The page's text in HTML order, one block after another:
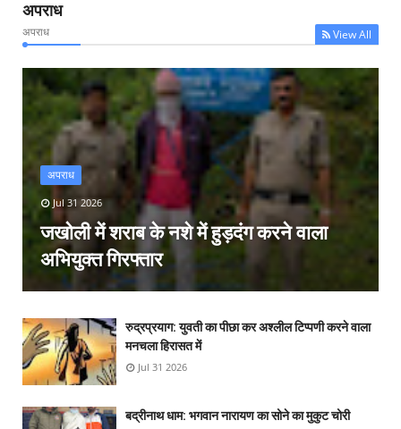
अपराध
अपराध View All
अपराध
Jul 31 2026
जखोली में शराब के नशे में हुड़दंग करने वाला
अभियुक्त गिरफ्तार
रुद्रप्रयाग: युवती का पीछा कर अश्लील टिप्पणी करने वाला
मनचला हिरासत में
Jul 31 2026
बद्रीनाथ धाम: भगवान नारायण का सोने का मुकुट चोरी